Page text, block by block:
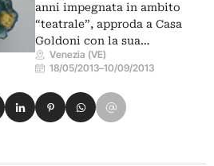
anni impegnata in ambito
“teatrale”, approda a Casa
Goldoni con la sua…
Venezia (VE)
18/05/2013–10/09/2013
su Facebook
su X
Condividi su LinkedIn
Condividi su Pinterest
Condividi su WhatsApp
Condividi su Email